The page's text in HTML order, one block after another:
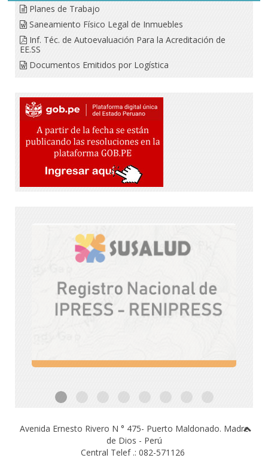
Planes de Trabajo
Saneamiento Físico Legal de Inmuebles
Inf. Téc. de Autoevaluación Para la Acreditación de
EE.SS
Documentos Emitidos por Logística
Avenida Ernesto Rivero N ° 475- Puerto Maldonado. Madre
de Dios - Perú
Central Telef .: 082-571126